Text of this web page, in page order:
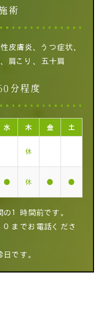
術
皮膚炎、うつ症状、
肩こり、五十肩
分程度
水 木 金 土
休
● 休 ● ●
１時間前です。
までお電話くださ
です。